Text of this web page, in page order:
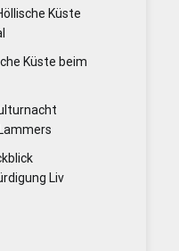
Küste
Küste beim
Liv